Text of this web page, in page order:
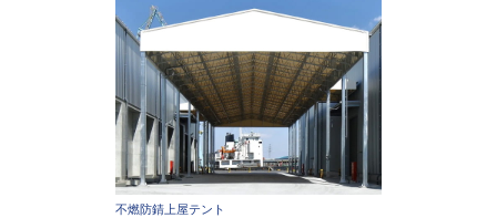
不燃防錆上屋テント